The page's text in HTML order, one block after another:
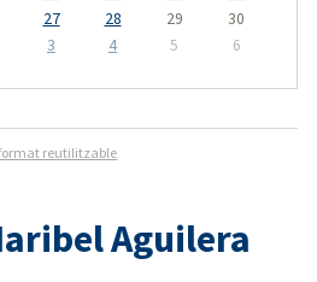
27 28 29
30
3 4 5 6
reutilitzable
Aguilera